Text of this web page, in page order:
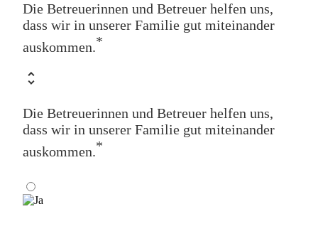
Die Betreuerinnen und Betreuer helfen uns,
dass wir in unserer Familie gut miteinander
auskommen.*
Die Betreuerinnen und Betreuer helfen uns,
dass wir in unserer Familie gut miteinander
auskommen.*